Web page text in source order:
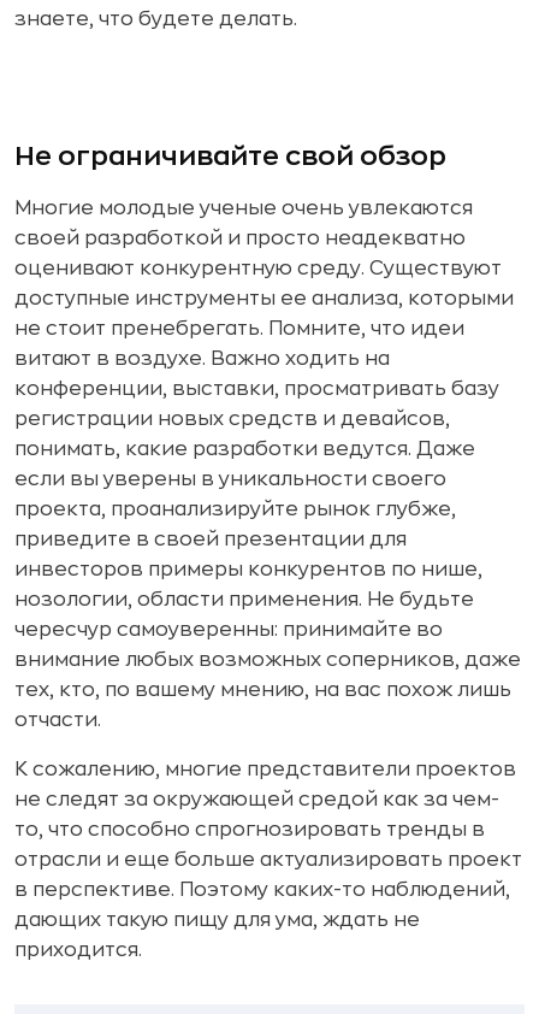
знаете, что будете делать.
Не ограничивайте свой обзор
Многие молодые ученые очень увлекаются
своей разработкой и просто неадекватно
оценивают конкурентную среду. Существуют
доступные инструменты ее анализа, которыми
не стоит пренебрегать. Помните, что идеи
витают в воздухе. Важно ходить на
конференции, выставки, просматривать базу
регистрации новых средств и девайсов,
понимать, какие разработки ведутся. Даже
если вы уверены в уникальности своего
проекта, проанализируйте рынок глубже,
приведите в своей презентации для
инвесторов примеры конкурентов по нише,
нозологии, области применения. Не будьте
чересчур самоуверенны: принимайте во
внимание любых возможных соперников, даже
тех, кто, по вашему мнению, на вас похож лишь
отчасти.
К сожалению, многие представители проектов
не следят за окружающей средой как за чем-
то, что способно спрогнозировать тренды в
отрасли и еще больше актуализировать проект
в перспективе. Поэтому каких-то наблюдений,
дающих такую пищу для ума, ждать не
приходится.